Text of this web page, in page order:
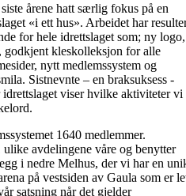
årene hatt særlig fokus på en
«i ett hus». Arbeidet har
for hele idrettslaget som; ny logo,
kleskolleksjon for alle
nytt medlemssystem og
Sistnevnte – en braksuksess -
viser hvilke aktiviteter vi
1640 medlemmer.
avdelingene våre og benytter
i nedre Melhus, der vi har en
på vestsiden av Gaula som er
satsning når det gjelder